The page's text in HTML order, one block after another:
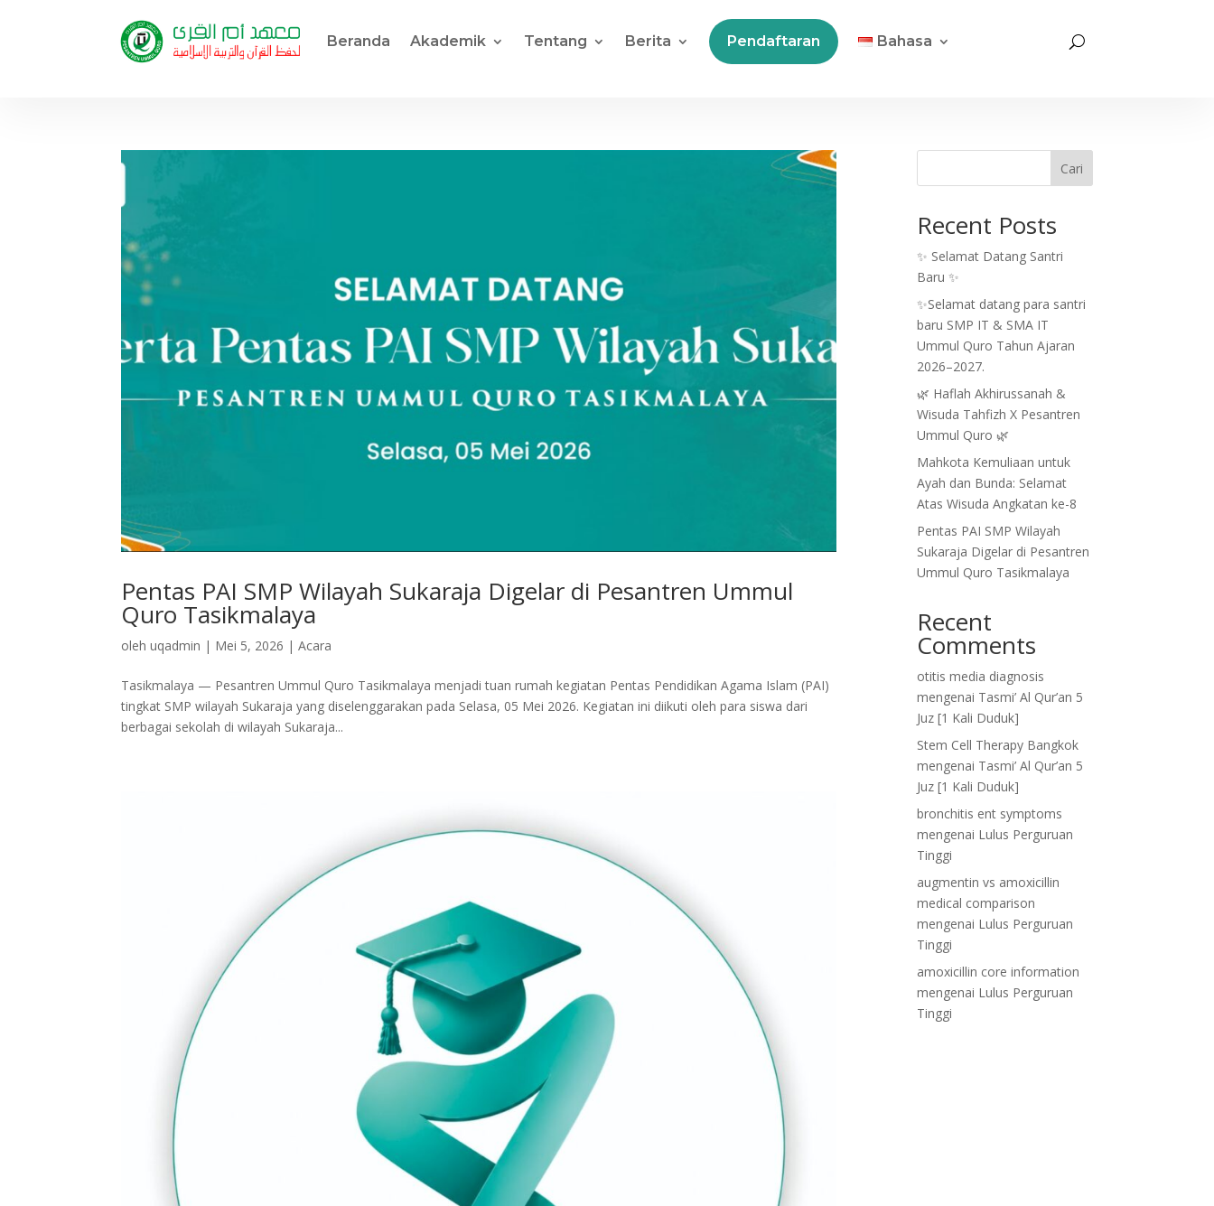
Beranda Akademik Tentang Berita Pendaftaran Bahasa
Pentas PAI SMP Wilayah Sukaraja Digelar di Pesantren Ummul
Quro Tasikmalaya
olehuqadmin | Mei 5, 2026 |Acara
Tasikmalaya — Pesantren Ummul Quro Tasikmalaya menjadi tuan rumah kegiatan Pentas Pendidikan Agama Islam (PAI)
tingkat SMP wilayah Sukaraja yang diselenggarakan pada Selasa, 05 Mei 2026. Kegiatan ini diikuti oleh para siswa dari
berbagai sekolah di wilayah Sukaraja...
Cari
Recent Posts
✨ Selamat Datang Santri
Baru ✨
✨Selamat datang para santri
baru SMP IT & SMA IT
Ummul Quro Tahun Ajaran
2026–2027.
🌿 Haflah Akhirussanah &
Wisuda Tahfizh X Pesantren
Ummul Quro 🌿
Mahkota Kemuliaan untuk
Ayah dan Bunda: Selamat
Atas Wisuda Angkatan ke-8
Pentas PAI SMP Wilayah
Sukaraja Digelar di Pesantren
Ummul Quro Tasikmalaya
Recent
Comments
otitis media diagnosis
mengenai Tasmi’ Al Qur’an 5
Juz [1 Kali Duduk]
Stem Cell Therapy Bangkok
mengenai Tasmi’ Al Qur’an 5
Juz [1 Kali Duduk]
bronchitis ent symptoms
mengenai Lulus Perguruan
Tinggi
augmentin vs amoxicillin
medical comparison
mengenai Lulus Perguruan
Tinggi
amoxicillin core information
mengenai Lulus Perguruan
Tinggi